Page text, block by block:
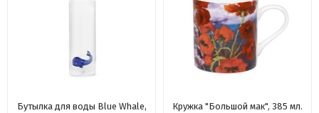
Бутылка для воды Blue Whale,
Кружка "Большой мак", 385 мл.